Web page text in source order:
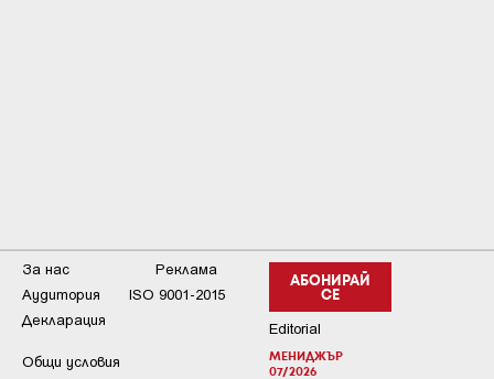
АБОНИРАЙ
СЕ
Editorial
МЕНИДЖЪР
07/2026
За нас
Реклама
Аудитория
ISO 9001-2015
Декларация
Общи условия